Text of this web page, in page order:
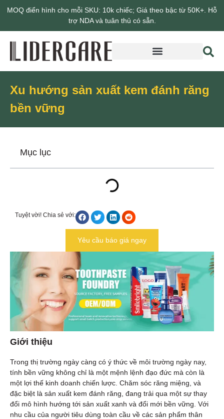
MOQ điển hình cho mỗi SKU: 10k chiếc; Giá theo bậc từ 50K+. Hỗ
trợ NDA và tuân thủ có sẵn.
Xu hướng sản xuất kem đánh răng
bền vững
Giới thiệu
Trong thị trường ngày càng có ý thức về môi trường ngày nay,
tính bền vững không chỉ là một mệnh lệnh đạo đức mà còn là
một lợi thế kinh doanh chiến lược. Chăm sóc răng miệng, và
đặc biệt là sản xuất kem đánh răng, đang trải qua một sự thay
đổi mô hình hướng tới sản xuất xanh và đổi mới bền vững. Với
nhu cầu của người tiêu dùng toàn cầu về các sản phẩm thân
Mục lục
Tuyệt vời! Chia sẻ với:
Yêu cầu báo giá ngay